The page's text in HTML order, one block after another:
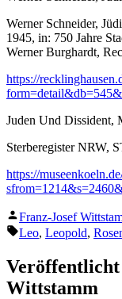
Werner Schneider,
1945, in: 750 Jahre
Werner Burghardt,
https://
Juden Und Dissident,
Sterberegister NRW,
https://
Veröffentlicht
von
Franz-Josef
Schlagwörter:
Leo, Leopold,
Veröffentlicht
Wittstamm